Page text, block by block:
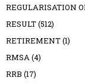
REGULARISATION
RESULT(512)
RETIREMENT(1)
RMSA(4)
RRB (17)